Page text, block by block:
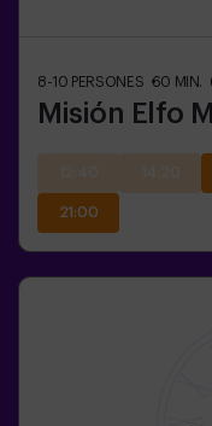
8-10 PERSONES 60 MIN.
Misión Elfo
21:00